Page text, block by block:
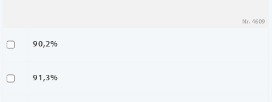
Nr. 4609
90,2%
91,3%